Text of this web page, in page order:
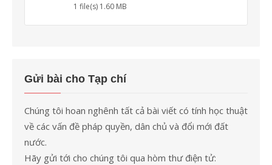
1 file(s) 1.60 MB
Gửi bài cho Tạp chí
Chúng tôi hoan nghênh tất cả bài viết có tính học thuật
về các vấn đề pháp quyền, dân chủ và đổi mới đất
nước.
Hãy gửi tới cho chúng tôi qua hòm thư điện tử: